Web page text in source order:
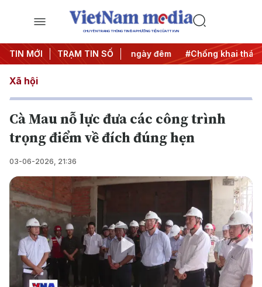
CHUYÊN TRANG THÔNG TIN ĐA PHƯƠNG TIỆN CỦA TTXVN
TIN MỚI TRẠM TIN SỐ
#Chiến dịch 500 ngày đêm #Chống khai thác IUU
Xã hội
Cà Mau nỗ lực đưa các công trình
trọng điểm về đích đúng hẹn
03-06-2026, 21:36
Play